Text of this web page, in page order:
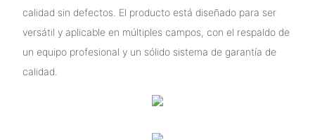
calidad sin defectos. El producto está diseñado para ser
versátil y aplicable en múltiples campos, con el respaldo de
un equipo profesional y un sólido sistema de garantía de
calidad.